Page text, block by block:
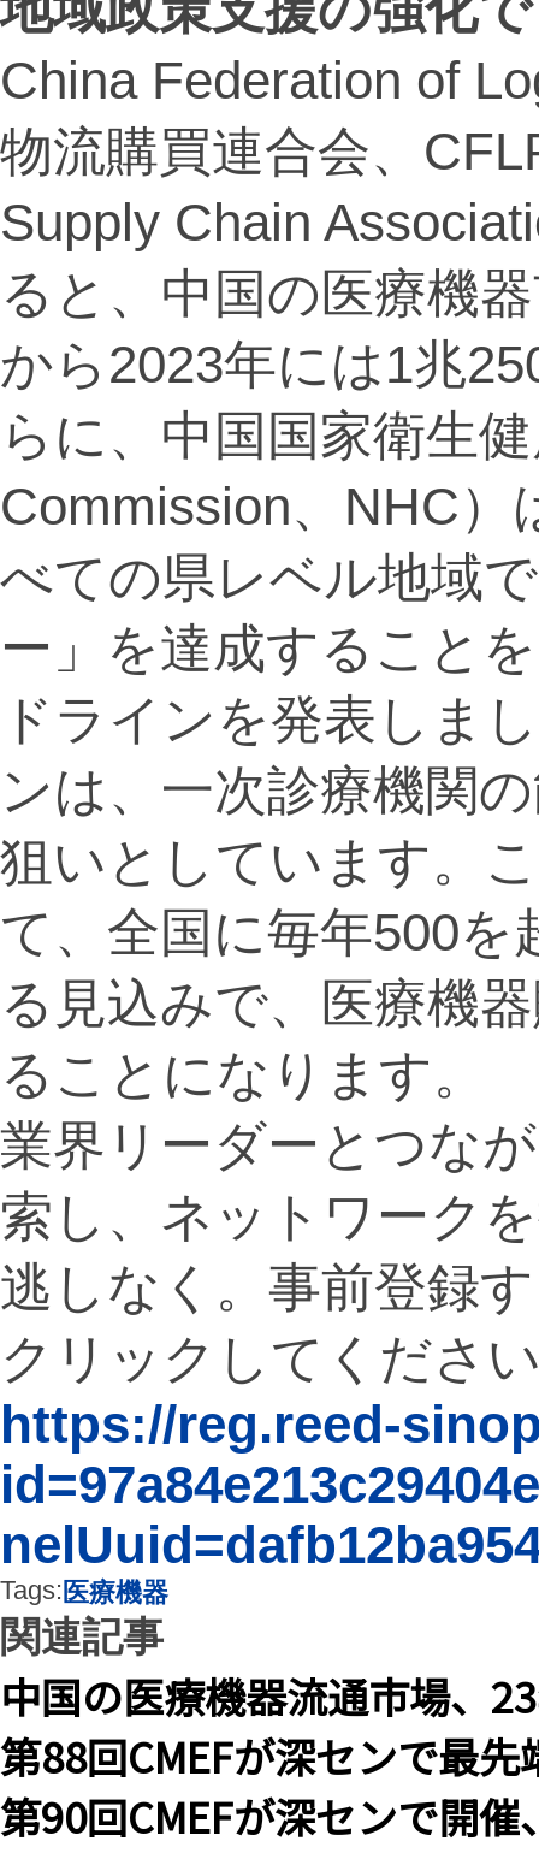
China Federation of
物流購買連合会、
Supply Chain
ると、中国の医療機
から2023年には1兆
らに、中国国家衛生
Commission、NHC）
べての県レベル地域
ー」を達成すること
ドラインを発表しま
ンは、一次診療機関
狙いとしています。
て、全国に毎年500
る見込みで、医療機
ることになります。
業界リーダーとつな
索し、ネットワーク
逃しなく。事前登録
クリックしてくださ
https://reg.reed-
Tags: 医療機器
関連記事
中国の医療機器流通市場、
第88回CMEFが深センで最
第90回CMEFが深センで開